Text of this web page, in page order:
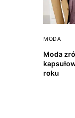
MODA
Moda
roku